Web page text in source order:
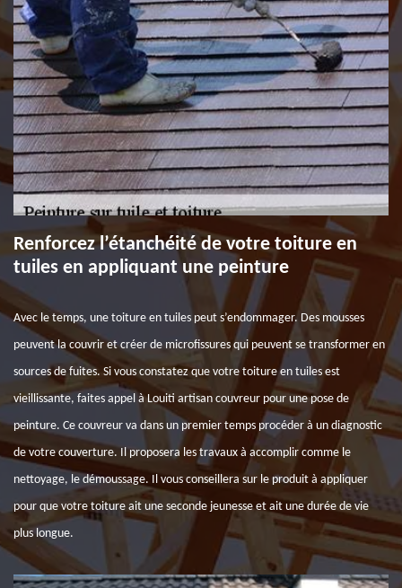
Renforcez l’étanchéité de votre toiture en
tuiles en appliquant une peinture
Avec le temps, une toiture en tuiles peut s’endommager. Des mousses
peuvent la couvrir et créer de microfissures qui peuvent se transformer en
sources de fuites. Si vous constatez que votre toiture en tuiles est
vieillissante, faites appel à Louiti artisan couvreur pour une pose de
peinture. Ce couvreur va dans un premier temps procéder à un diagnostic
de votre couverture. Il proposera les travaux à accomplir comme le
nettoyage, le démoussage. Il vous conseillera sur le produit à appliquer
pour que votre toiture ait une seconde jeunesse et ait une durée de vie
plus longue.